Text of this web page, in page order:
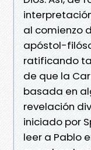
al comienzo
apóstol-
ratificando
de que la
basada en
revelación
iniciado por
leer a Pablo